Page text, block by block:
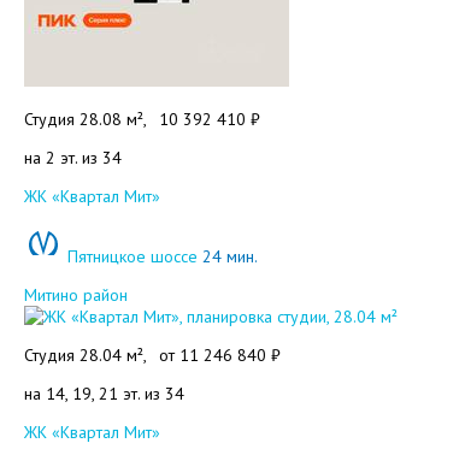
Студия 28.08 м², 10 392 410 ₽
на 2 эт. из 34
Добавить в избранное
ЖК «Квартал Мит»
Пятницкое шоссе 24 мин.
Митино район
Студия 28.04 м², от 11 246 840 ₽
на 14, 19, 21 эт. из 34
Добавить в избранное
ЖК «Квартал Мит»